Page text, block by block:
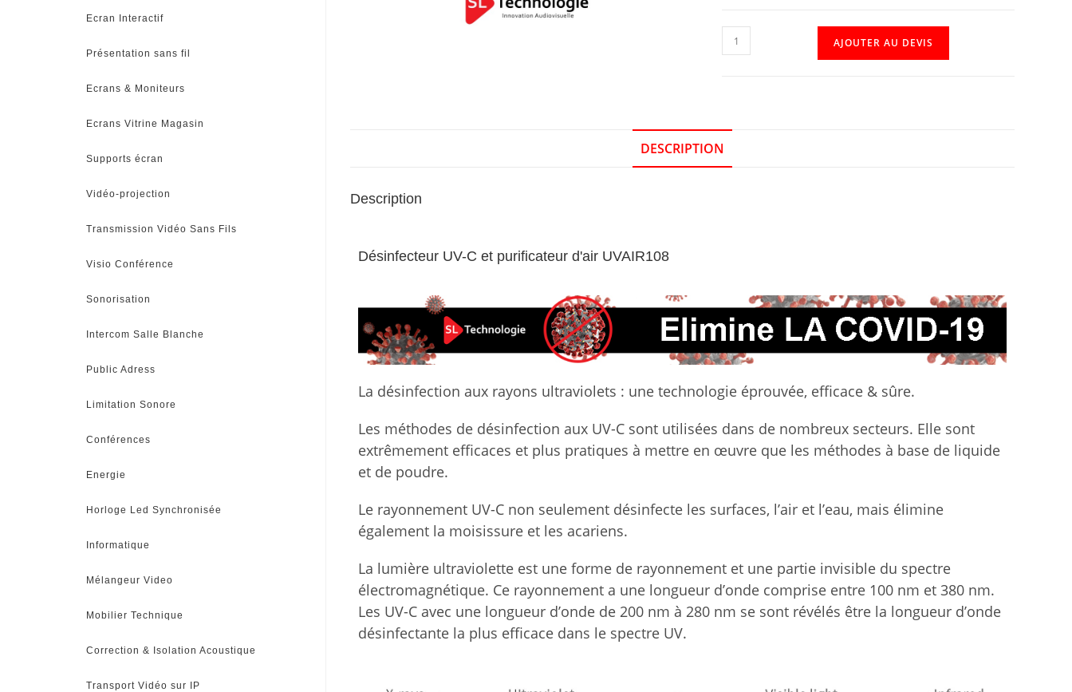
AJOUTER AU DEVIS
DESCRIPTION
Description
Désinfecteur UV-C et purificateur d'air UVAIR108
La désinfection aux rayons ultraviolets : une technologie éprouvée, efficace & sûre.
Les méthodes de désinfection aux UV-C sont utilisées dans de nombreux secteurs. Elle sont
extrêmement efficaces et plus pratiques à mettre en œuvre que les méthodes à base de liquide
et de poudre.
Le rayonnement UV-C non seulement désinfecte les surfaces, l’air et l’eau, mais élimine
également la moisissure et les acariens.
La lumière ultraviolette est une forme de rayonnement et une partie invisible du spectre
électromagnétique. Ce rayonnement a une longueur d’onde comprise entre 100 nm et 380 nm.
Les UV-C avec une longueur d’onde de 200 nm à 280 nm se sont révélés être la longueur d’onde
désinfectante la plus efficace dans le spectre UV.
Ecran Interactif
Présentation sans fil
Ecrans & Moniteurs
Ecrans Vitrine Magasin
Supports écran
Vidéo-projection
Transmission Vidéo Sans Fils
Visio Conférence
Sonorisation
Intercom Salle Blanche
Public Adress
Limitation Sonore
Conférences
Energie
Horloge Led Synchronisée
Informatique
Mélangeur Video
Mobilier Technique
Correction & Isolation Acoustique
Transport Vidéo sur IP